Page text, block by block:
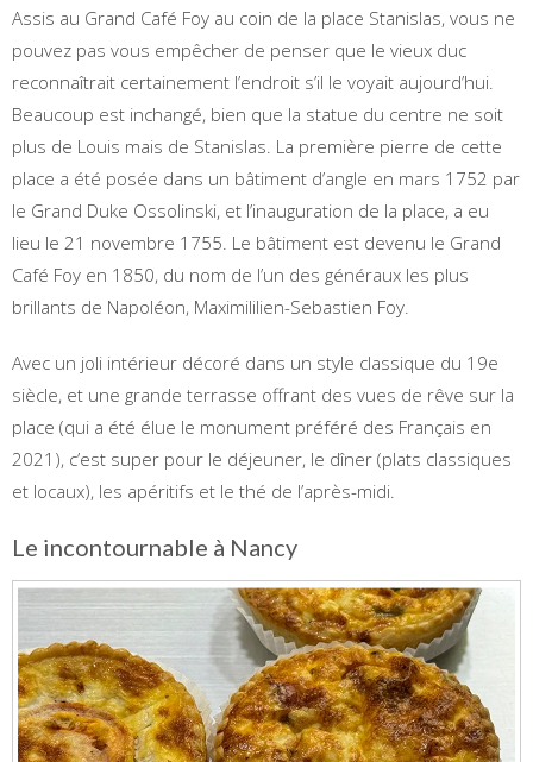
Assis au Grand Café Foy au coin de la place Stanislas, vous ne
pouvez pas vous empêcher de penser que le vieux duc
reconnaîtrait certainement l’endroit s’il le voyait aujourd’hui.
Beaucoup est inchangé, bien que la statue du centre ne soit
plus de Louis mais de Stanislas. La première pierre de cette
place a été posée dans un bâtiment d’angle en mars 1752 par
le Grand Duke Ossolinski, et l’inauguration de la place, a eu
lieu le 21 novembre 1755. Le bâtiment est devenu le Grand
Café Foy en 1850, du nom de l’un des généraux les plus
brillants de Napoléon, Maximililien-Sebastien Foy.
Avec un joli intérieur décoré dans un style classique du 19e
siècle, et une grande terrasse offrant des vues de rêve sur la
place (qui a été élue le monument préféré des Français en
2021), c’est super pour le déjeuner, le dîner (plats classiques
et locaux), les apéritifs et le thé de l’après-midi.
Le incontournable à Nancy